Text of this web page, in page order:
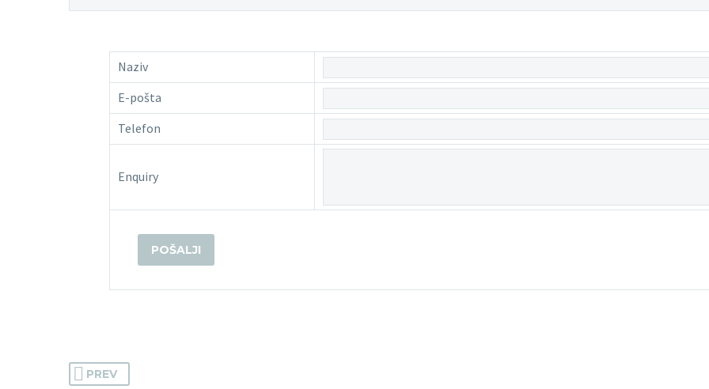
Naziv
E-pošta
Telefon
Enquiry
PREV